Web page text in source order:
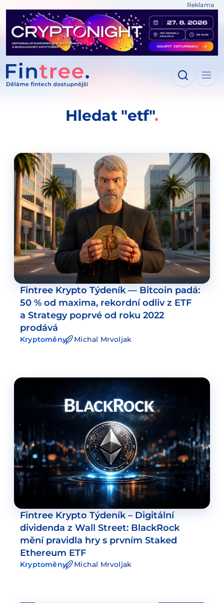
Reklama
Hledat "etf"
Fintree Krypto Týdeník — Bitcoin padá:
50 % od maxima, rekordní odliv z ETF
a Strategy poprvé od roku 2022
prodává
Kryptoměny Michal Mrvoljak
Fintree Krypto Týdeník – Digitální
dividenda z Wall Street: BlackRock
mění pravidla hry s prvním Staked
Ethereum ETF
Kryptoměny Michal Mrvoljak